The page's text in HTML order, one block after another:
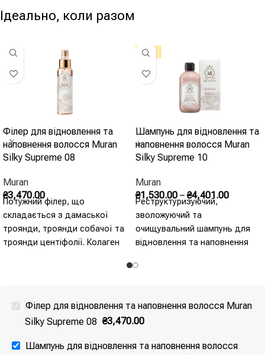
Ідеально, коли разом
Філер для відновлення та
наповнення волосся Muran
Silky Supreme 08
Muran
₴3,470.00
Потужний філер, що
складається з дамаської
троянди, троянди собачої та
троянди центіфолії. Колаген
та тонізуючу дію.
-10%
Шампунь для відновлення та
наповнення волосся Muran
Silky Supreme 10
Muran
₴1,530.00 – ₴4,401.00
Реструктуризуючий,
зволожуючий та
очищувальний шампунь для
відновлення та наповнення
троянди та шипшини діють на
роблячи волосся помітно
здоровішим, м’якшим та
Філер для відновлення та наповнення волосся Muran
Silky Supreme 08 ₴3,470.00
Шампунь для відновлення та наповнення волосся